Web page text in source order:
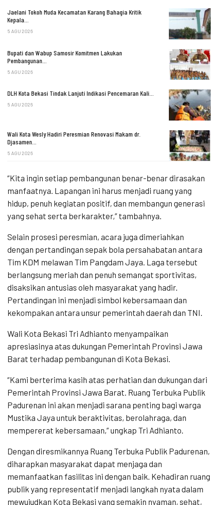
Jaelani Tokoh Muda Kecamatan Karang Bahagia Kritik
Kepala…
5 AGU 2026
Bupati dan Wabup Samosir Komitmen Lakukan
Pembangunan…
5 AGU 2026
DLH Kota Bekasi Tindak Lanjuti Indikasi Pencemaran Kali…
5 AGU 2026
Wali Kota Wesly Hadiri Peresmian Renovasi Makam dr.
Djasamen…
5 AGU 2026
“Kita ingin setiap pembangunan benar-benar dirasakan
manfaatnya. Lapangan ini harus menjadi ruang yang
hidup, penuh kegiatan positif, dan membangun generasi
yang sehat serta berkarakter,” tambahnya.
Selain prosesi peresmian, acara juga dimeriahkan
dengan pertandingan sepak bola persahabatan antara
Tim KDM melawan Tim Pangdam Jaya. Laga tersebut
berlangsung meriah dan penuh semangat sportivitas,
disaksikan antusias oleh masyarakat yang hadir.
Pertandingan ini menjadi simbol kebersamaan dan
kekompakan antara unsur pemerintah daerah dan TNI.
Wali Kota Bekasi Tri Adhianto menyampaikan
apresiasinya atas dukungan Pemerintah Provinsi Jawa
Barat terhadap pembangunan di Kota Bekasi.
“Kami berterima kasih atas perhatian dan dukungan dari
Pemerintah Provinsi Jawa Barat. Ruang Terbuka Publik
Padurenan ini akan menjadi sarana penting bagi warga
Mustika Jaya untuk beraktivitas, berolahraga, dan
mempererat kebersamaan,” ungkap Tri Adhianto.
Dengan diresmikannya Ruang Terbuka Publik Padurenan,
diharapkan masyarakat dapat menjaga dan
memanfaatkan fasilitas ini dengan baik. Kehadiran ruang
publik yang representatif menjadi langkah nyata dalam
mewujudkan Kota Bekasi yang semakin nyaman, sehat,